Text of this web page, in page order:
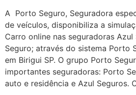
A Porto Seguro, Seguradora
de veículos, disponibiliza a
Carro online nas seguradoras
Seguro; através do sistema Porto
em Birigui SP. O grupo Porto
importantes seguradoras: Porto
auto e residência e Azul Seguros.